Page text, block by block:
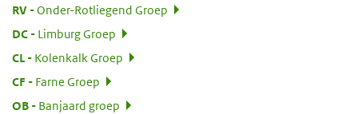
RV:
Onder-Rotliegend Groep
DC:
Limburg Groep
CL
Kolenkalk Groep
CF
Farne Groep
OB:
Banjaard groep